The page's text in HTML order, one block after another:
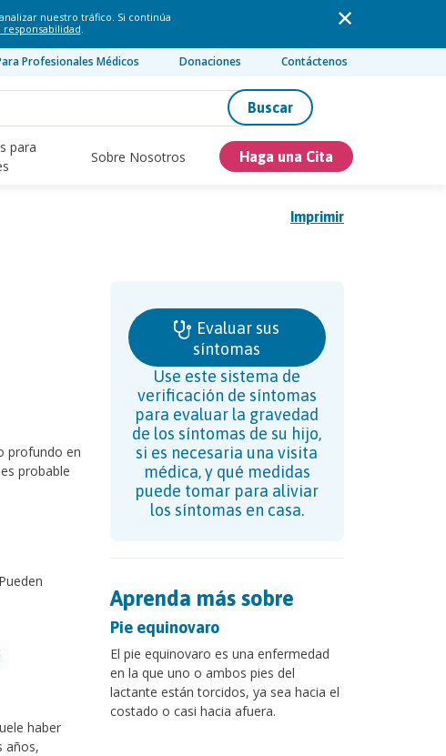
nuestro tráfico. Si continúa
responsabilidad.
Profesionales Médicos Donaciones Contáctenos
Buscar
para
Sobre Nosotros Haga una Cita
Imprimir
profundo en
probable
haber
años,
Evaluar sus
síntomas
Use este sistema de
verificación de síntomas
para evaluar la gravedad
de los síntomas de su hijo,
si es necesaria una visita
médica, y qué medidas
puede tomar para aliviar
los síntomas en casa.
Aprenda más sobre
Pie equinovaro
El pie equinovaro es una enfermedad
en la que uno o ambos pies del
lactante están torcidos, ya sea hacia el
costado o casi hacia afuera.